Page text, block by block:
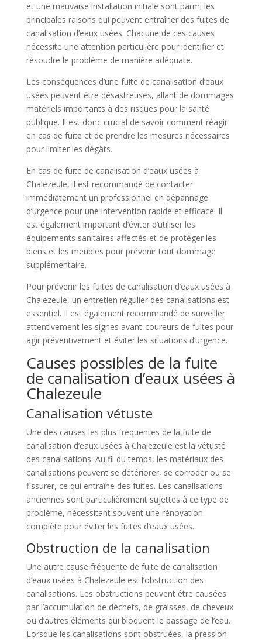
et une mauvaise installation initiale sont parmi les
principales raisons qui peuvent entraîner des fuites de
canalisation d’eaux usées. Chacune de ces causes
nécessite une attention particulière pour identifier et
résoudre le problème de manière adéquate.
Les conséquences d’une fuite de canalisation d’eaux
usées peuvent être désastreuses, allant de dommages
matériels importants à des risques pour la santé
publique. Il est donc crucial de savoir comment réagir
en cas de fuite et de prendre les mesures nécessaires
pour limiter les dégâts.
En cas de fuite de canalisation d’eaux usées à
Chalezeule, il est recommandé de contacter
immédiatement un professionnel en dépannage
d’urgence pour une intervention rapide et efficace. Il
est également important d’éviter d’utiliser les
équipements sanitaires affectés et de protéger les
biens et les meubles pour prévenir tout dommage
supplémentaire.
Pour prévenir les fuites de canalisation d’eaux usées à
Chalezeule, un entretien régulier des canalisations est
essentiel. Il est également recommandé de surveiller
attentivement les signes avant-coureurs de fuites pour
agir préventivement et éviter les situations d’urgence.
Causes possibles de la fuite
de canalisation d’eaux usées à
Chalezeule
Canalisation vétuste
Une des causes les plus fréquentes de la fuite de
canalisation d’eaux usées à Chalezeule est la vétusté
des canalisations. Au fil du temps, les matériaux des
canalisations peuvent se détériorer, se corroder ou se
fissurer, ce qui entraîne des fuites. Les canalisations
anciennes sont particulièrement sujettes à ce type de
problème, nécessitant souvent une rénovation
complète pour éviter les fuites d’eaux usées.
Obstruction de la canalisation
Une autre cause fréquente de fuite de canalisation
d’eaux usées à Chalezeule est l’obstruction des
canalisations. Les obstructions peuvent être causées
par l’accumulation de déchets, de graisses, de cheveux
ou d’autres éléments qui bloquent le passage de l’eau.
Lorsque les canalisations sont obstruées, la pression